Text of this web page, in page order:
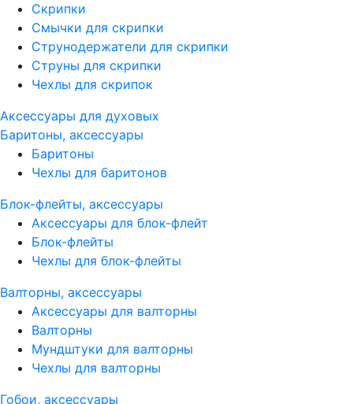
Скрипки
Смычки для скрипки
Струнодержатели для скрипки
Струны для скрипки
Чехлы для скрипок
Аксессуары для духовых
Баритоны, аксессуары
Баритоны
Чехлы для баритонов
Блок-флейты, аксессуары
Аксессуары для блок-флейт
Блок-флейты
Чехлы для блок-флейты
Валторны, аксессуары
Аксессуары для валторны
Валторны
Мундштуки для валторны
Чехлы для валторны
Гобои, аксессуары